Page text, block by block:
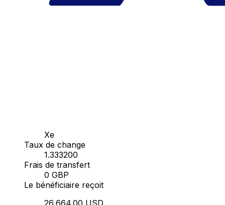
Xe
Taux de change
1.333200
Frais de transfert
0 GBP
Le bénéficiaire reçoit